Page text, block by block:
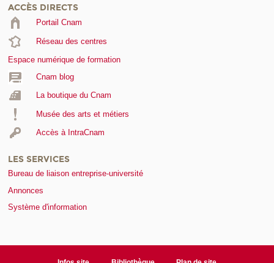
ACCÈS DIRECTS
Portail Cnam
Réseau des centres
Espace numérique de formation
Cnam blog
La boutique du Cnam
Musée des arts et métiers
Accès à IntraCnam
LES SERVICES
Bureau de liaison entreprise-université
Annonces
Système d'information